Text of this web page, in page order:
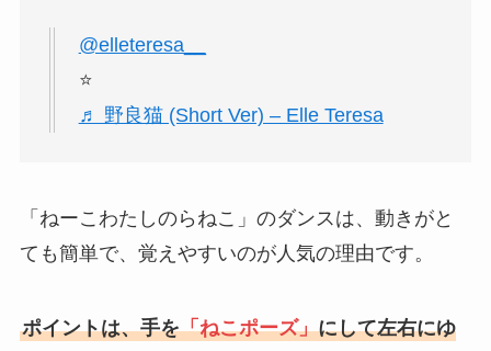
@elleteresa__
⭐️
♬ 野良猫 (Short Ver) – Elle Teresa
「ねーこわたしのらねこ」のダンスは、動きがと
ても簡単で、覚えやすいのが人気の理由です。
ポイントは、手を「ねこポーズ」にして左右にゆ